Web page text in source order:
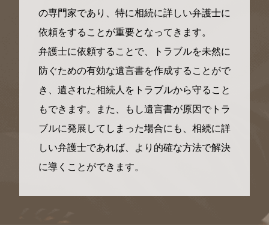
の専門家であり、特に相続に詳しい弁護士に
依頼をすることが重要となってきます。
弁護士に依頼することで、トラブルを未然に
防ぐための有効な遺言書を作成することがで
き、遺された相続人をトラブルから守ること
もできます。また、もし遺言書が原因でトラ
ブルに発展してしまった場合にも、相続に詳
しい弁護士であれば、より的確な方法で解決
に導くことができます。